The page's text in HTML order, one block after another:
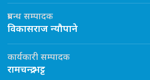
प्रबन्ध सम्पादक
विकासराज न्यौपाने
कार्यकारी सम्पादक
रामचन्द्र भट्ट